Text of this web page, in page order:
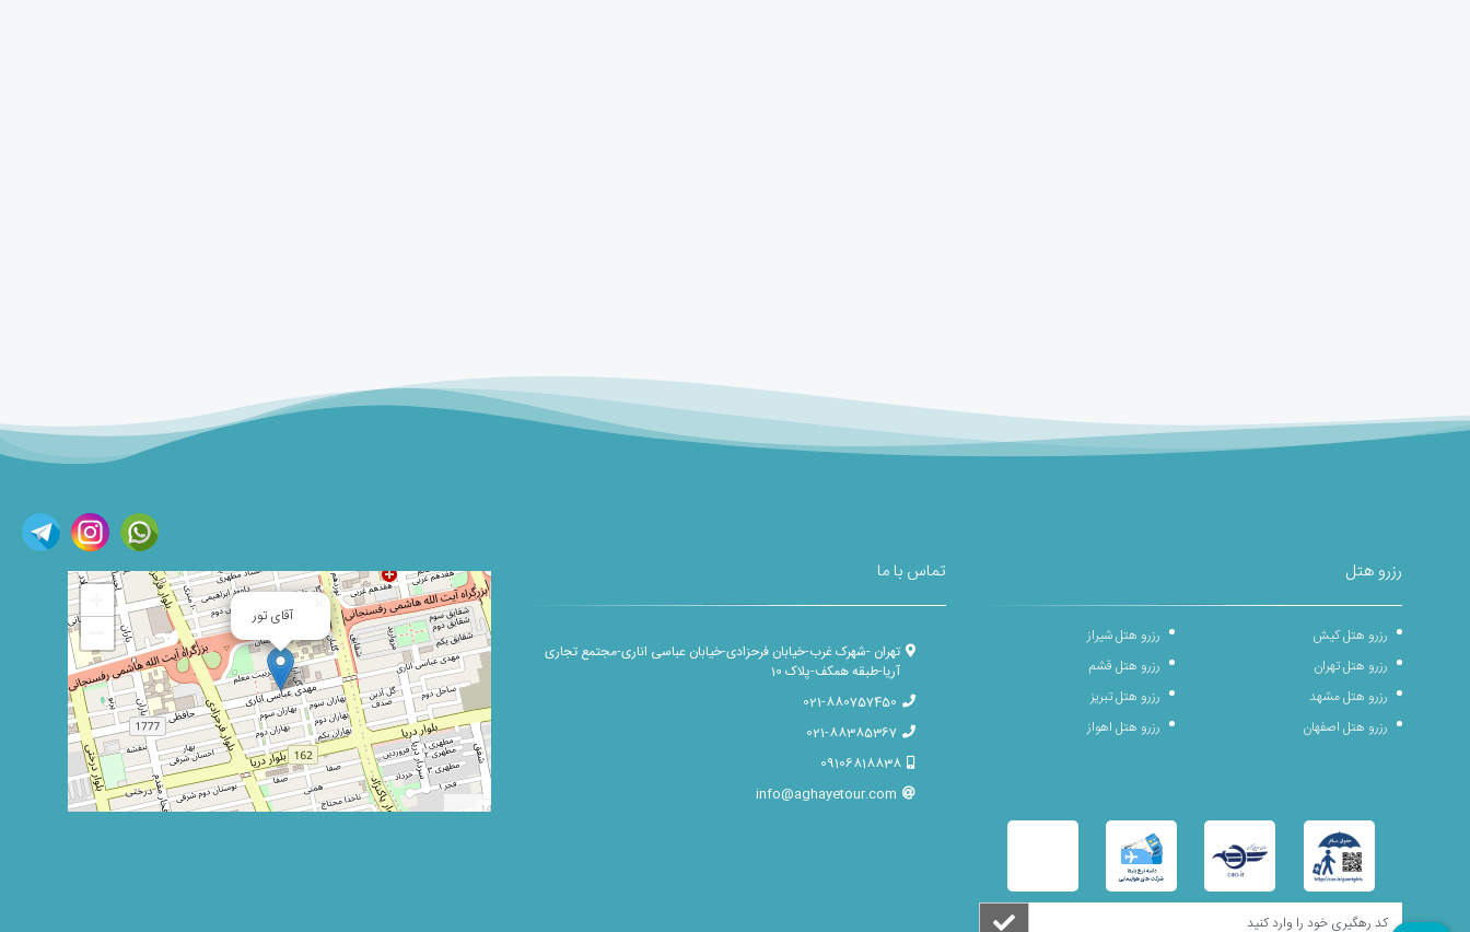
رزرو هتل
رزرو هتل کیش
رزرو هتل تهران
رزرو هتل مشهد
رزرو هتل اصفهان
رزرو هتل شیراز
رزرو هتل قشم
رزرو هتل تبریز
رزرو هتل اهواز
تماس با ما
تهران -شهرک غرب-خیابان فرحزادی-خیابان عباسی اناری-مجتمع تجاری
آریا-طبقه همکف-پلاک 10
021-880757450
021-88385367
09106818838
info@aghayetour.com
آقای تور
Leaflet